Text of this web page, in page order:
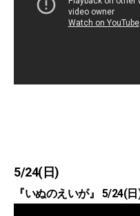
5/24(日)
『いぬのえいが』 5/24(